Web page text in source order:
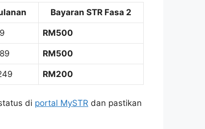
Bayaran STR Fasa 2
RM500
RM500
RM200
di portal MySTR dan pastikan